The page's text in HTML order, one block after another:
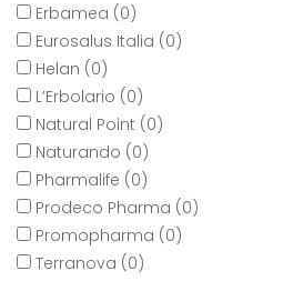
Erbamea (0)
Eurosalus Italia (0)
Helan (0)
L’Erbolario (0)
Natural Point (0)
Naturando (0)
Pharmalife (0)
Prodeco Pharma (0)
Promopharma (0)
Terranova (0)